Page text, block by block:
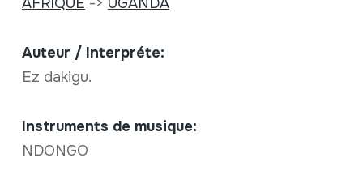
Auteur / Interpréte:
Ez dakigu.
Instruments de musique:
NDONGO